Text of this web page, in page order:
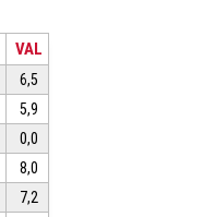
VAL
6,5
5,9
0,0
8,0
7,2